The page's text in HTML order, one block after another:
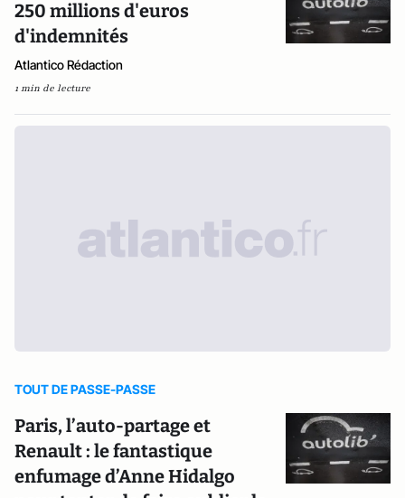
250 millions d'euros
d'indemnités
Atlantico Rédaction
1 min de lecture
TOUT DE PASSE-PASSE
Paris, l’auto-partage et
Renault : le fantastique
enfumage d’Anne Hidalgo